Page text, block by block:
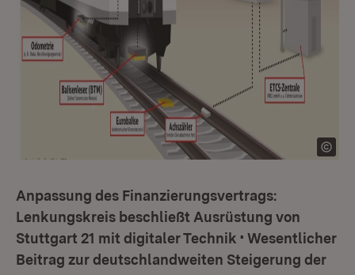
Anpassung des Finanzierungsvertrags:
Lenkungskreis beschließt Ausrüstung von
Stuttgart 21 mit digitaler Technik • Wesentlicher
Beitrag zur deutschlandweiten Steigerung der